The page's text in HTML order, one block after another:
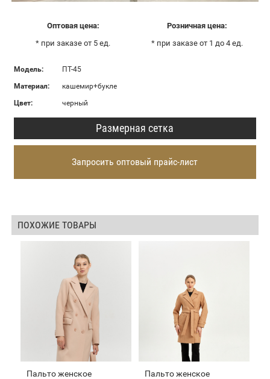
Оптовая цена:
* при заказе от 5 ед.
Розничная цена:
* при заказе от 1 до 4 ед.
Модель:
ПТ-45
Материал:
кашемир+букле
Цвет:
черный
Размерная сетка
Запросить оптовый прайс-лист
ПОХОЖИЕ ТОВАРЫ
Пальто женское
Пальто женское